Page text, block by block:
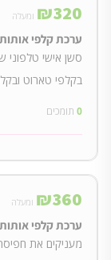
₪320 ומעלה
ערכת קלפי
בקלפי טארוט ובקלפי
0 תומכים
₪360 ומעלה
ערכת קלפי